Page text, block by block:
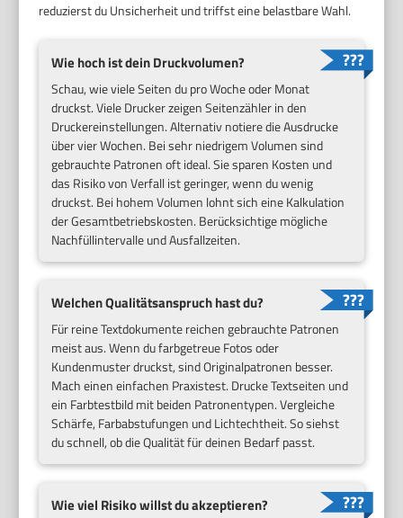
reduzierst du Unsicherheit und triffst eine belastbare Wahl.
Wie hoch ist dein Druckvolumen?
Schau, wie viele Seiten du pro Woche oder Monat
druckst. Viele Drucker zeigen Seitenzähler in den
Druckereinstellungen. Alternativ notiere die Ausdrucke
über vier Wochen. Bei sehr niedrigem Volumen sind
gebrauchte Patronen oft ideal. Sie sparen Kosten und
das Risiko von Verfall ist geringer, wenn du wenig
druckst. Bei hohem Volumen lohnt sich eine Kalkulation
der Gesamtbetriebskosten. Berücksichtige mögliche
Nachfüllintervalle und Ausfallzeiten.
Welchen Qualitätsanspruch hast du?
Für reine Textdokumente reichen gebrauchte Patronen
meist aus. Wenn du farbgetreue Fotos oder
Kundenmuster druckst, sind Originalpatronen besser.
Mach einen einfachen Praxistest. Drucke Textseiten und
ein Farbtestbild mit beiden Patronentypen. Vergleiche
Schärfe, Farbabstufungen und Lichtechtheit. So siehst
du schnell, ob die Qualität für deinen Bedarf passt.
Wie viel Risiko willst du akzeptieren?